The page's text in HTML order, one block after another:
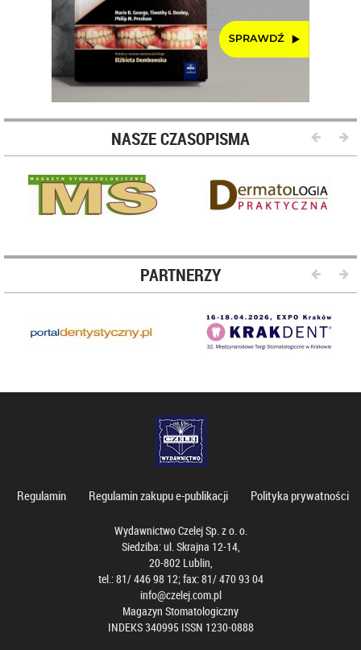
NASZE CZASOPISMA
PARTNERZY
Regulamin Regulamin zakupu e-publikacji Polityka prywatności
Wydawnictwo Czelej Sp. z o. o.
Siedziba: ul. Skrajna 12-14,
20-802 Lublin,
tel.: 81/ 446 98 12; fax: 81/ 470 93 04
info@czelej.com.pl
Magazyn Stomatologiczny
INDEKS 340995 ISSN 1230-0888